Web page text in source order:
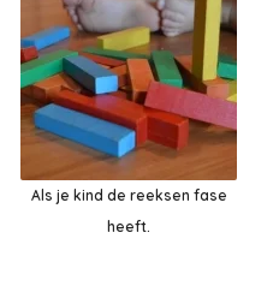
Als je kind de reeksen fase
heeft.